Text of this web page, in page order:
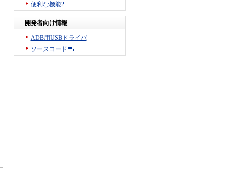
便利な機能2
開発者向け情報
ADB用USBドライバ
ソースコード